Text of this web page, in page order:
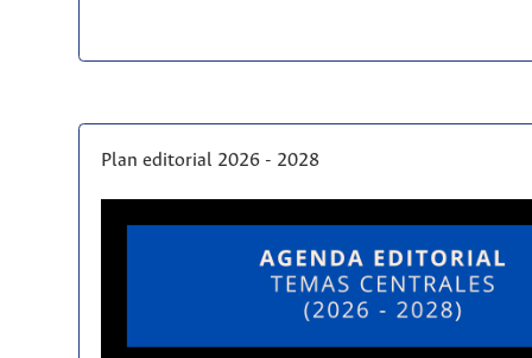
Plan editorial 2026 - 2028